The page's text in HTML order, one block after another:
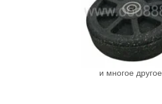
и многое другое